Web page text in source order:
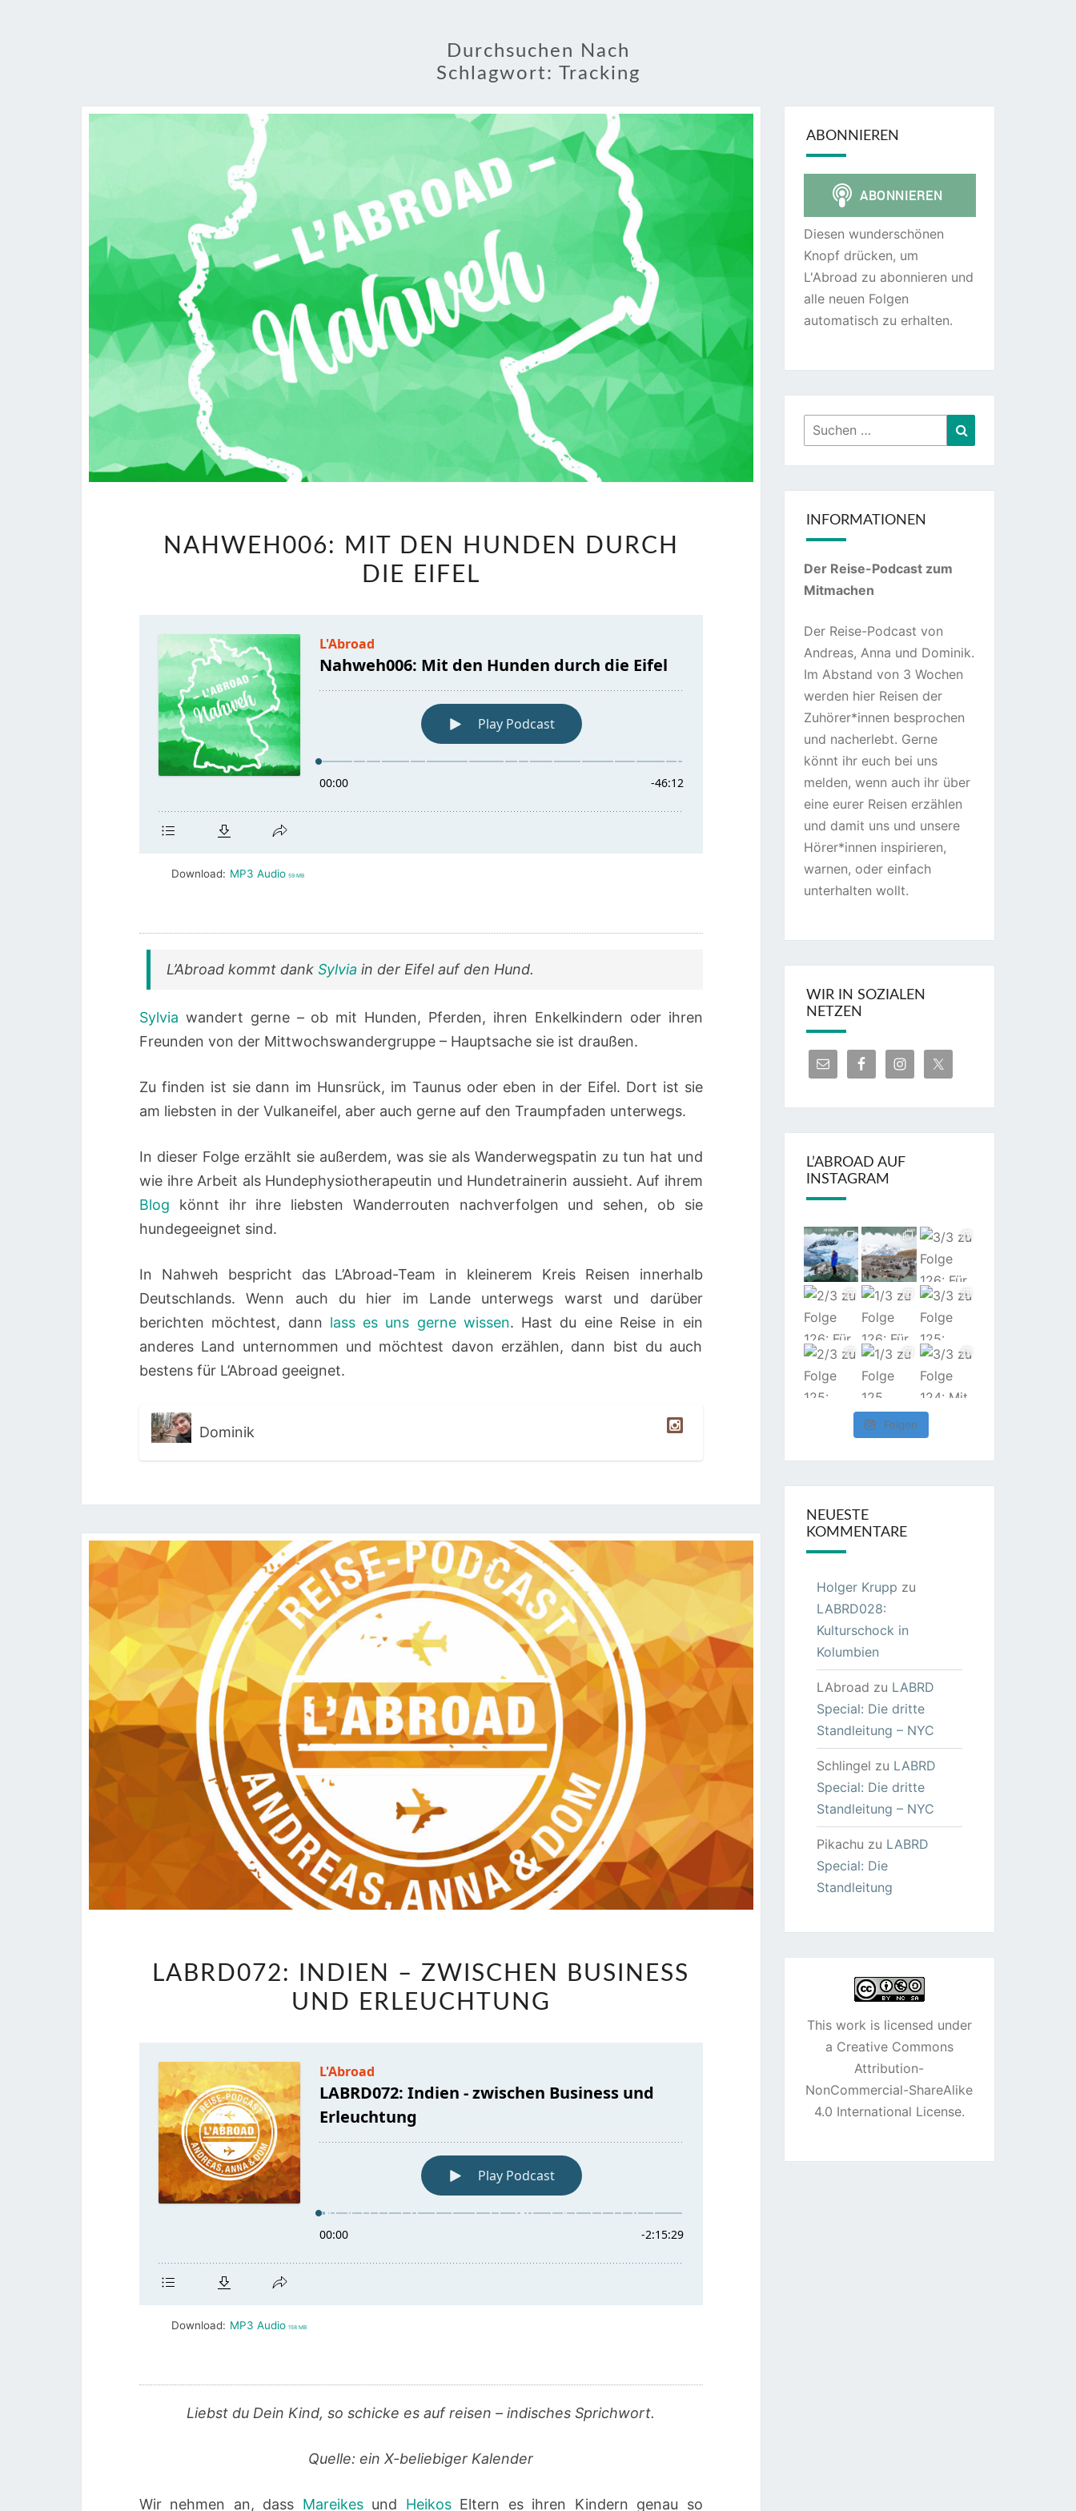
Durchsuchen Nach
Schlagwort: Tracking
MIT
DEN
EIFEL
NAHWEH006: MIT DEN HUNDEN DURCH
DIE EIFEL
Download: MP3 Audio 59 MB
L’Abroad kommt dank Sylvia in der Eifel auf den Hund.
Sylvia wandert gerne – ob mit Hunden, Pferden, ihren Enkelkindern oder ihren
Freunden von der Mittwochswandergruppe – Hauptsache sie ist draußen.
Zu finden ist sie dann im Hunsrück, im Taunus oder eben in der Eifel. Dort ist sie
am liebsten in der Vulkaneifel, aber auch gerne auf den Traumpfaden unterwegs.
In dieser Folge erzählt sie außerdem, was sie als Wanderwegspatin zu tun hat und
wie ihre Arbeit als Hundephysiotherapeutin und Hundetrainerin aussieht. Auf ihrem
Blog könnt ihr ihre liebsten Wanderrouten nachverfolgen und sehen, ob sie
hundegeeignet sind.
In Nahweh bespricht das L’Abroad-Team in kleinerem Kreis Reisen innerhalb
Deutschlands. Wenn auch du hier im Lande unterwegs warst und darüber
berichten möchtest, dann lass es uns gerne wissen. Hast du eine Reise in ein
anderes Land unternommen und möchtest davon erzählen, dann bist du auch
bestens für L’Abroad geeignet.
Dominik
INDIEN
–
ERLEUCHTUNG
LABRD072: INDIEN – ZWISCHEN BUSINESS
UND ERLEUCHTUNG
Download: MP3 Audio 158 MB
Liebst du Dein Kind, so schicke es auf reisen – indisches Sprichwort.
Quelle: ein X-beliebiger Kalender
Wir nehmen an, dass Mareikesund HeikosEltern es ihren Kindern genau so
ABONNIEREN
Diesen wunderschönen
Knopf drücken, um
L'Abroad zu abonnieren und
alle neuen Folgen
automatisch zu erhalten.
Suchen
nach:
INFORMATIONEN
Der Reise-Podcast zum
Mitmachen
Der Reise-Podcast von
Andreas, Anna und Dominik.
Im Abstand von 3 Wochen
werden hier Reisen der
Zuhörer*innen besprochen
und nacherlebt. Gerne
könnt ihr euch bei uns
melden, wenn auch ihr über
eine eurer Reisen erzählen
und damit uns und unsere
Hörer*innen inspirieren,
warnen, oder einfach
unterhalten wollt.
WIR IN SOZIALEN
NETZEN
L’ABROAD AUF
INSTAGRAM
Folgen
NEUESTE
KOMMENTARE
Holger Krupp zu
LABRD028:
Kulturschock in
Kolumbien
LAbroad zu LABRD
Special: Die dritte
Standleitung – NYC
Schlingel zu LABRD
Special: Die dritte
Standleitung – NYC
Pikachu zu LABRD
Special: Die
Standleitung
This work is licensed under
a Creative Commons
Attribution-
NonCommercial-ShareAlike
4.0 International License.